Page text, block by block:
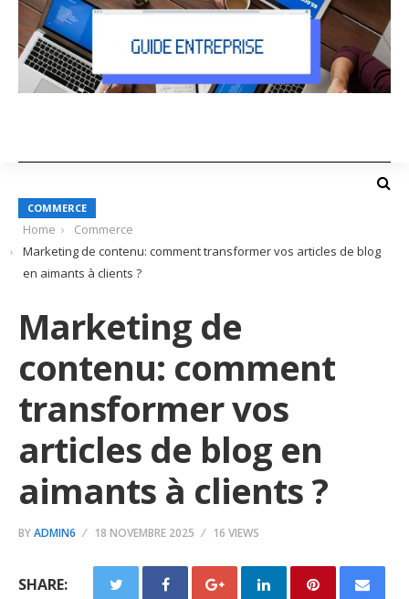
COMMERCE
Home
Commerce
Marketing de contenu: comment transformer vos articles de blog
en aimants à clients ?
Marketing de
contenu: comment
transformer vos
articles de blog en
aimants à clients ?
BYADMIN6 18 NOVEMBRE 2025 16 VIEWS
SHARE: